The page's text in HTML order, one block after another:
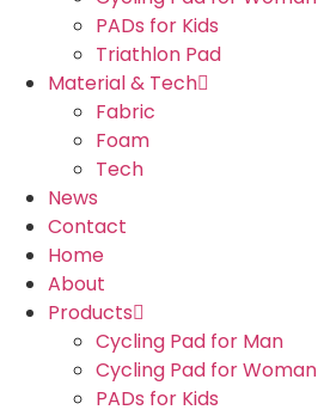
PADs for Kids
Triathlon Pad
Material & Tech
Fabric
Foam
Tech
News
Contact
Home
About
Products
Cycling Pad for Man
Cycling Pad for Woman
PADs for Kids